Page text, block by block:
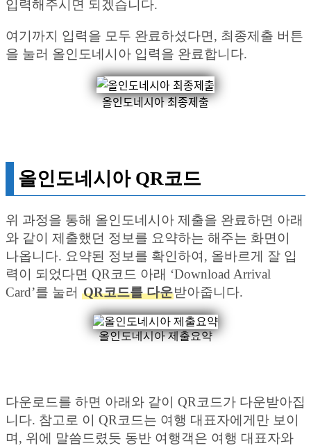
입력해주시면 되겠습니다.
여기까지 입력을 모두 완료하셨다면, 최종제출 버튼
을 눌러 올인도네시아 입력을 완료합니다.
올인도네시아 최종제출
올인도네시아 QR코드
위 과정을 통해 올인도네시아 제출을 완료하면 아래
와 같이 제출했던 정보를 요약하는 해주는 화면이
나옵니다. 요약된 정보를 확인하여, 올바르게 잘 입
력이 되었다면 QR코드 아래 ‘Download Arrival
Card’를 눌러 QR코드를 다운받아줍니다.
올인도네시아 제출요약
다운로드를 하면 아래와 같이 QR코드가 다운받아집
니다. 참고로 이 QR코드는 여행 대표자에게만 보이
며, 위에 말씀드렸듯 동반 여행객은 여행 대표자와